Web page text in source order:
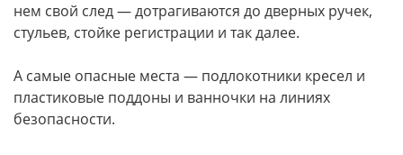
нем свой след — дотрагиваются до дверных ручек,
стульев, стойке регистрации и так далее.
А самые опасные места — подлокотники кресел и
пластиковые поддоны и ванночки на линиях
безопасности.